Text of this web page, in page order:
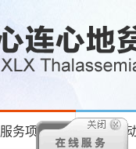
服务项目 项目